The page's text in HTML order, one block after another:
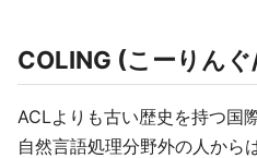
COLING (こーりん
ACLよりも古い歴史を持つ国
自然言語処理分野外の人から